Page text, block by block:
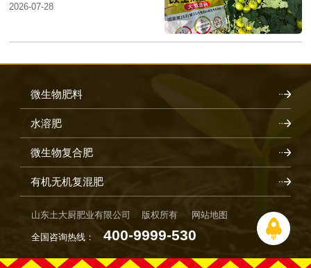
2026-07-28
微生物肥料
水溶肥
微生物复合肥
有机无机复混肥
山东土大厨肥业有限公司 版权所有 网站地图
全国咨询热线： 400-9999-530